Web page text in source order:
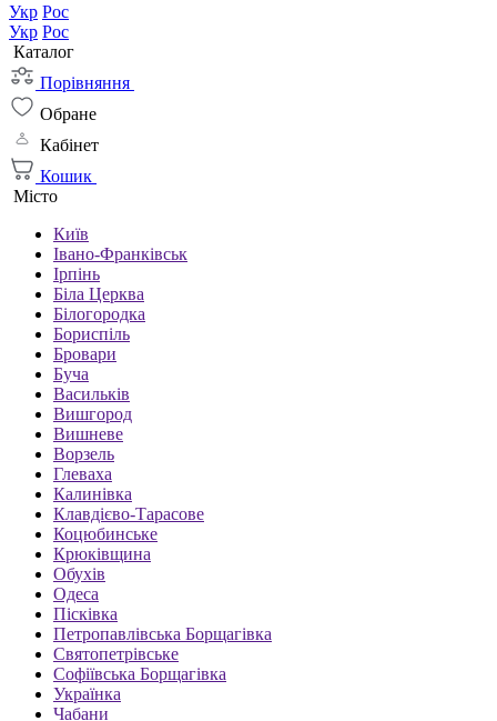
Укр Рос
Укр Рос
Каталог
Порівняння
Обране
Кабінет
Кошик
Місто
Київ
Івано-Франківськ
Ірпінь
Біла Церква
Білогородка
Бориспіль
Бровари
Буча
Васильків
Вишгород
Вишневе
Ворзель
Глеваха
Калинівка
Клавдієво-Тарасове
Коцюбинське
Крюківщина
Обухів
Одеса
Пісківка
Петропавлівська Борщагівка
Святопетрівське
Софіївська Борщагівка
Українка
Чабани